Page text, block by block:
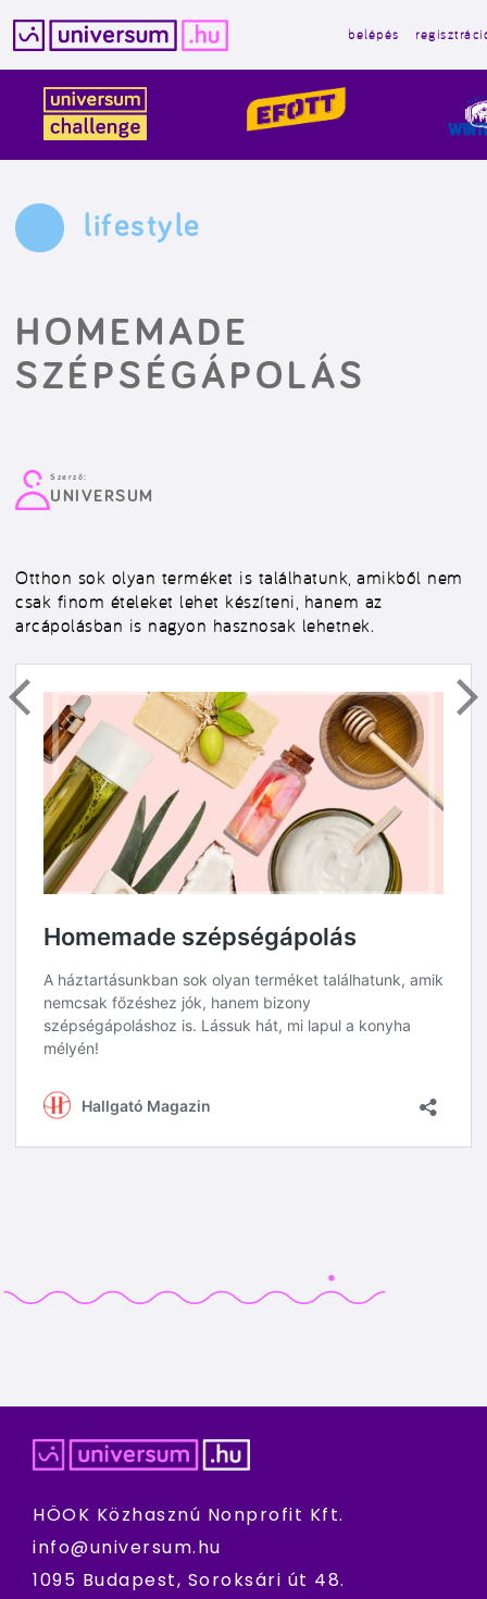
tartalomba
belépés
lifestyle
HOMEMADE
SZÉPSÉGÁPOLÁS
Szerző:
UNIVERSUM
Otthon sok olyan terméket is találhatunk, amikből nem
csak finom ételeket lehet készíteni, hanem az
arcápolásban is nagyon hasznosak lehetnek.
HÖOK Közhasznú Nonprofit Kft.
info@universum.hu
1095 Budapest, Soroksári út 48.